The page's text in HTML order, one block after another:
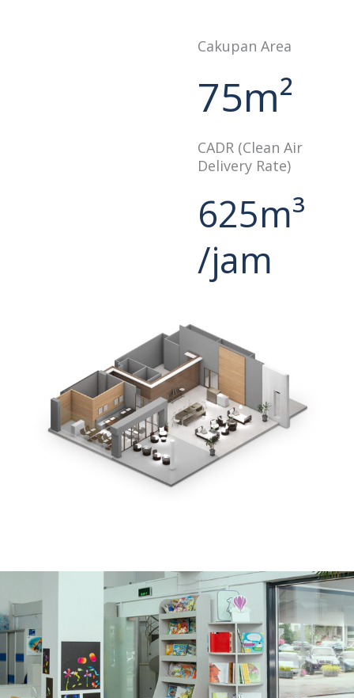
Cakupan Area
75m²
CADR (Clean Air
Delivery Rate)
625m³
/jam